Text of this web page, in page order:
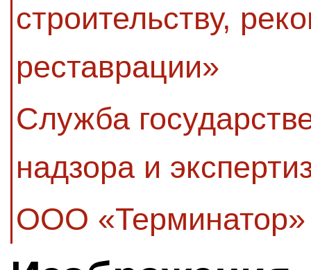
строительству,
реставрации»
Служба
надзора и
ООО «Терминатор»